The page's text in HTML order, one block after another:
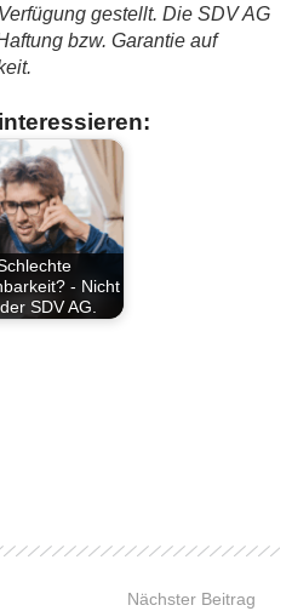
gestellt. Die SDV AG
bzw. Garantie auf
- Nicht
SDV AG.
Nächster Beitrag